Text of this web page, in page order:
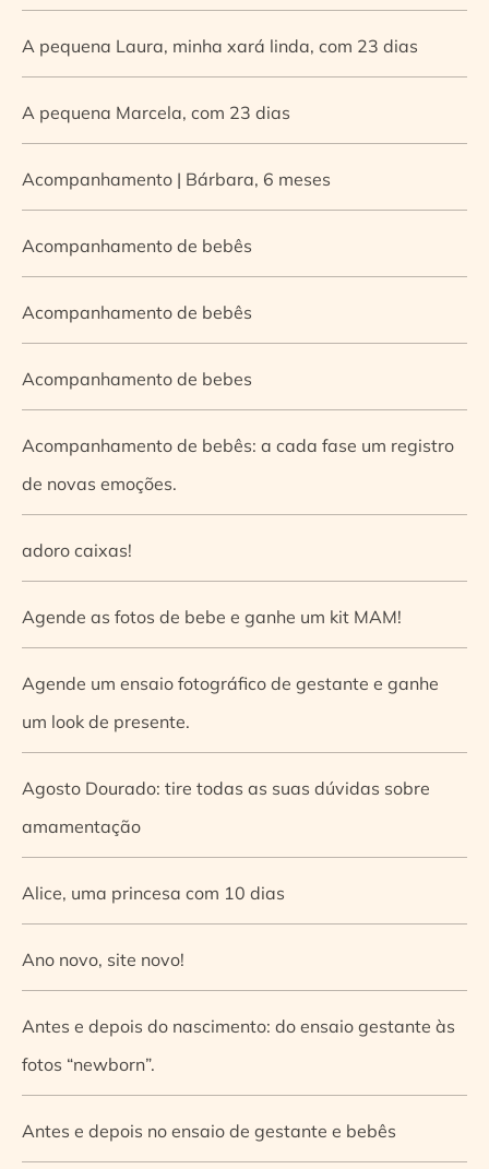
A pequena Laura, minha xará linda, com 23 dias
A pequena Marcela, com 23 dias
Acompanhamento | Bárbara, 6 meses
Acompanhamento de bebês
Acompanhamento de bebês
Acompanhamento de bebes
Acompanhamento de bebês: a cada fase um registro
de novas emoções.
adoro caixas!
Agende as fotos de bebe e ganhe um kit MAM!
Agende um ensaio fotográfico de gestante e ganhe
um look de presente.
Agosto Dourado: tire todas as suas dúvidas sobre
amamentação
Alice, uma princesa com 10 dias
Ano novo, site novo!
Antes e depois do nascimento: do ensaio gestante às
fotos “newborn”.
Antes e depois no ensaio de gestante e bebês